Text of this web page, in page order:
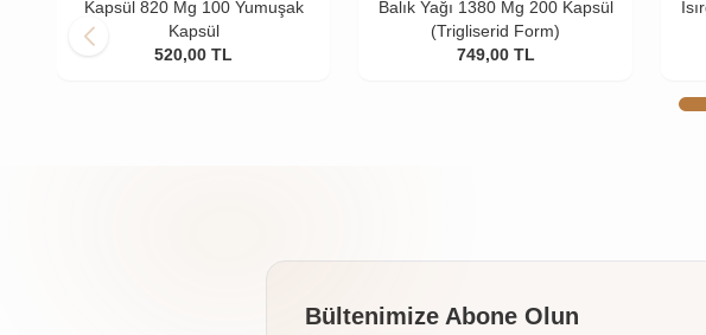
Kapsül 820 Mg 100 Yumuşak
Kapsül
520,00 TL
Balık Yağı 1380 Mg 200 Kapsül
(Trigliserid Form)
749,00 TL
Bültenimize Abone Olun